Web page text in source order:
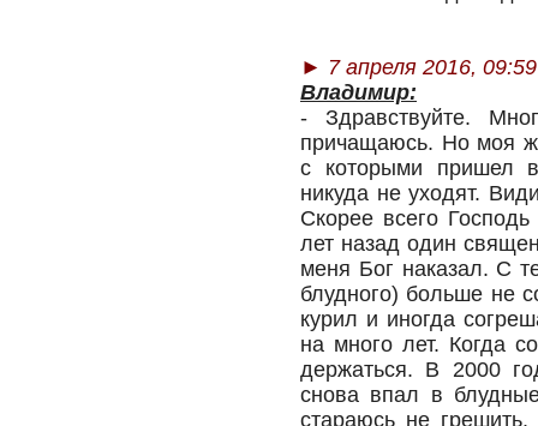
► 7 апреля 2016, 09:59
Владимир:
- Здравствуйте.
причащаюсь. Но моя
с которыми пришел
никуда не уходят.
Скорее всего
лет назад один
меня Бог наказал. С
блудного) больше не
курил и иногда
на много лет. Когда
держаться. В 2000
снова впал в
стараюсь не